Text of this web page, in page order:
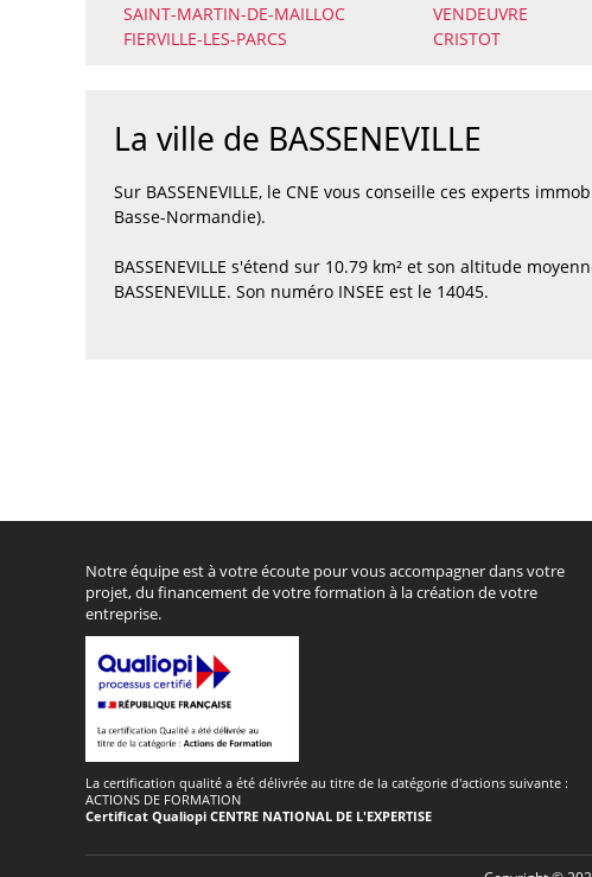
SAINT-MARTIN-DE-MAILLOC
VENDEUVRE
FIERVILLE-LES-PARCS
CRISTOT
La ville de BASSENEVILLE
Sur BASSENEVILLE, le CNE vous conseille ces experts
Basse-Normandie).
BASSENEVILLE s'étend sur 10.79 km² et son altitude
BASSENEVILLE. Son numéro INSEE est le 14045.
Notre équipe est à votre écoute pour vous accompagner dans votre
projet, du financement de votre formation à la création de votre
entreprise.
La certification qualité a été délivrée au titre de la catégorie d'actions suivante :
ACTIONS DE FORMATION
Certificat Qualiopi CENTRE NATIONAL DE L'EXPERTISE